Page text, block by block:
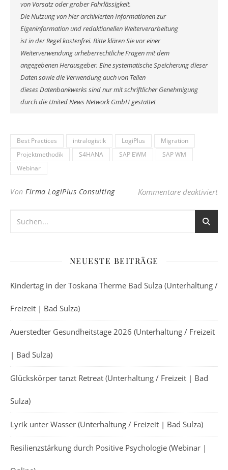
von Vorsatz oder grober Fahrlässigkeit.
Die Nutzung von hier archivierten Informationen zur
Eigeninformation und redaktionellen Weiterverarbeitung
ist in der Regel kostenfrei. Bitte klären Sie vor einer
Weiterverwendung urheberrechtliche Fragen mit dem
angegebenen Herausgeber. Eine systematische Speicherung dieser
Daten sowie die Verwendung auch von Teilen
dieses Datenbankwerks sind nur mit schriftlicher Genehmigung
durch die United News Network GmbH gestattet
Best Practices intralogistik LogiPlus
Migration
Projektmethodik
S4HANA SAP EWM
SAP WM
Webinar
Von Firma LogiPlus Consulting Kommentare deaktiviertfür
NEUESTE BEITRÄGE
Kindertag in der Toskana Therme Bad Sulza (Unterhaltung /
Freizeit | Bad Sulza)
Auerstedter Gesundheitstage 2026 (Unterhaltung / Freizeit
| Bad Sulza)
Glückskörper tanzt Retreat (Unterhaltung / Freizeit | Bad
Sulza)
Lyrik unter Wasser (Unterhaltung / Freizeit | Bad Sulza)
Resilienzstärkung durch Positive Psychologie (Webinar |